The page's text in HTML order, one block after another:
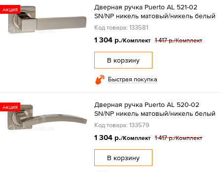
Акция
Дверная ручка Puerto AL 521-02
SN/NP никель матовый/никель белый
Код товара: 133581
1 304 р./Комплект 1 417 р./Комплект
В корзину
Быстрая покупка
Акция
Дверная ручка Puerto AL 520-02
SN/NP никель матовый/никель белый
Код товара: 133579
1 304 р./Комплект 1 417 р./Комплект
В корзину